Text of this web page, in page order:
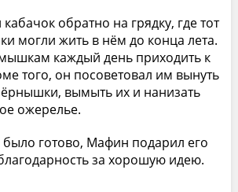
обратно на грядку, где тот
могли жить в нём до конца лета.
каждый день приходить к
того, он посоветовал им вынуть
вымыть их и нанизать
ожерелье.
готово, Мафин подарил его
за хорошую идею.